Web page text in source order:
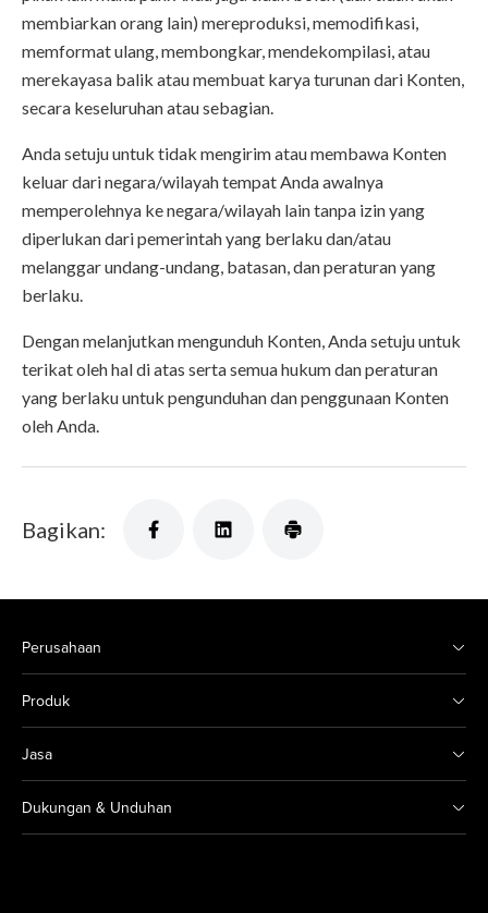
membiarkan orang lain) mereproduksi, memodifikasi,
memformat ulang, membongkar, mendekompilasi, atau
merekayasa balik atau membuat karya turunan dari Konten,
secara keseluruhan atau sebagian.
Anda setuju untuk tidak mengirim atau membawa Konten
keluar dari negara/wilayah tempat Anda awalnya
memperolehnya ke negara/wilayah lain tanpa izin yang
diperlukan dari pemerintah yang berlaku dan/atau
melanggar undang-undang, batasan, dan peraturan yang
berlaku.
Dengan melanjutkan mengunduh Konten, Anda setuju untuk
terikat oleh hal di atas serta semua hukum dan peraturan
yang berlaku untuk pengunduhan dan penggunaan Konten
oleh Anda.
Bagikan:
Perusahaan
Produk
Jasa
Dukungan & Unduhan